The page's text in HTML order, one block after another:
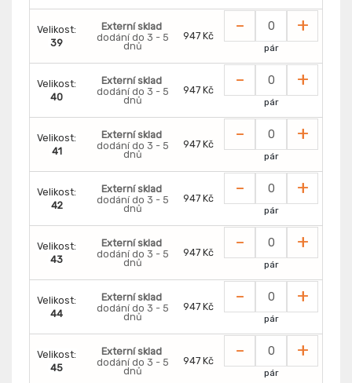
Velikost:
39
Externí sklad
dodání do 3 - 5
dnů
947 Kč - +
pár
Velikost:
40
Externí sklad
dodání do 3 - 5
dnů
947 Kč - +
pár
Velikost:
41
Externí sklad
dodání do 3 - 5
dnů
947 Kč - +
pár
Velikost:
42
Externí sklad
dodání do 3 - 5
dnů
947 Kč - +
pár
Velikost:
43
Externí sklad
dodání do 3 - 5
dnů
947 Kč - +
pár
Velikost:
44
Externí sklad
dodání do 3 - 5
dnů
947 Kč - +
pár
Velikost:
45
Externí sklad
dodání do 3 - 5
dnů
947 Kč - +
pár